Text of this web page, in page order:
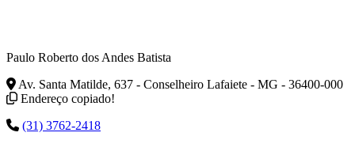
Paulo Roberto dos Andes Batista
Av. Santa Matilde, 637 - Conselheiro Lafaiete - MG - 36400-000
Endereço copiado!
(31) 3762-2418